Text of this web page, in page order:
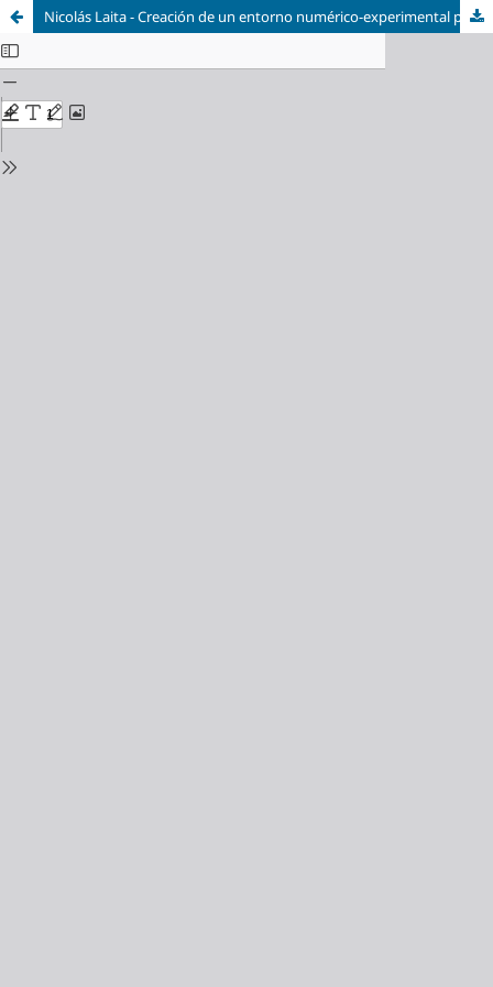
Nicolás Laita - Creación de un entorno numérico-experimental para la caracterización mecánica y el diseño de una malla para un dispositivo de asistencia ventricular